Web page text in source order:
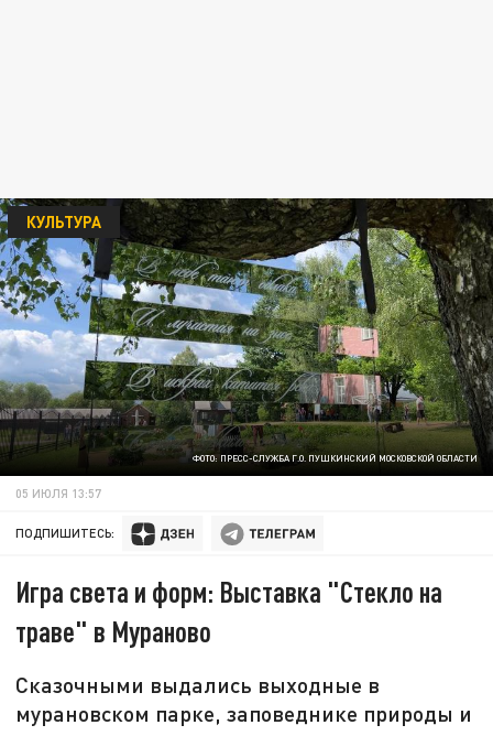
ФОТО: ПРЕСС-СЛУЖБА Г.О. ПУШКИНСКИЙ МОСКОВСКОЙ ОБЛАСТИ
КУЛЬТУРА
05 ИЮЛЯ 13:57
ПОДПИШИТЕСЬ:
Игра света и форм: Выставка "Стекло на
траве" в Мураново
Сказочными выдались выходные в
мурановском парке, заповеднике природы и